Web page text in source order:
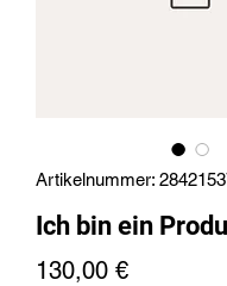
Artikelnummer:
Ich bin ein
130,00 €Preis